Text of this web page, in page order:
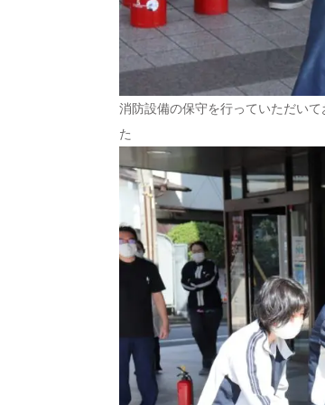
消防設備の保守を行っていただい
た